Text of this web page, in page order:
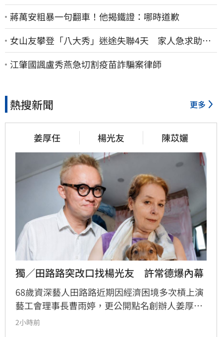
蔣萬安粗暴一句翻車！他揭鐵證：哪時道歉
女山友攀登「八大秀」迷途失聯4天 家人急求助：
剩我媽還沒找到
江肇國諷盧秀燕急切割疫苗詐騙案律師
熱搜新聞 更多
姜厚任 楊光友 陳苡孋
獨／田路路突改口找楊光友　許常德爆內幕
68歲資深藝人田路路近期因經濟困境多次槓上演
藝工會理事長曹雨婷，更公開點名創辦人姜厚任
出面，事後卻發文坦言搞錯對象，真正想找的是
2小時前